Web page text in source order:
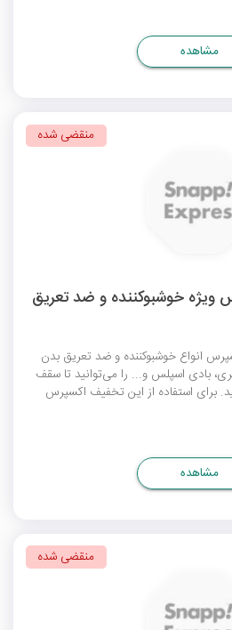
مشاهده
ویژه خوشبوکننده و ضد تعریق
انواع خوشبوکننده و ضد تعریق بدن
بادی اسپلس و... را می‌توانید تا سقف
تخفیف اکسپرس
منقضی شده
مشاهده
منقضی شده